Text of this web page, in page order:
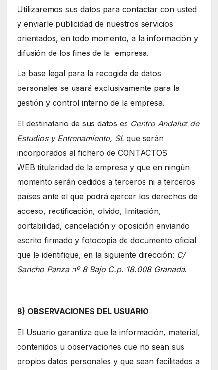
Utilizaremos sus datos para contactar con usted
y enviarle publicidad de nuestros servicios
orientados, en todo momento, a la información y
difusión de los fines de la empresa.
La base legal para la recogida de datos
personales se usará exclusivamente para la
gestión y control interno de la empresa.
El destinatario de sus datos es Centro Andaluz de
Estudios y Entrenamiento, SL que serán
incorporados al fichero de CONTACTOS
WEB titularidad de la empresa y que en ningún
momento serán cedidos a terceros ni a terceros
países ante el que podrá ejercer los derechos de
acceso, rectificación, olvido, limitación,
portabilidad, cancelación y oposición enviando
escrito firmado y fotocopia de documento oficial
que le identifique, en la siguiente dirección: C/
Sancho Panza nº 8 Bajo C.p. 18.008 Granada.
8) OBSERVACIONES DEL USUARIO
El Usuario garantiza que la información, material,
contenidos u observaciones que no sean sus
propios datos personales y que sean facilitados a